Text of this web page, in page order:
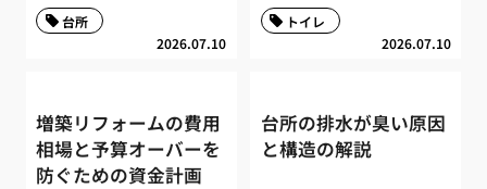
2026.07.10
台所
2026.07.10
トイレ
増築リフォームの費用
相場と予算オーバーを
防ぐための資金計画
台所の排水が臭い原因
と構造の解説